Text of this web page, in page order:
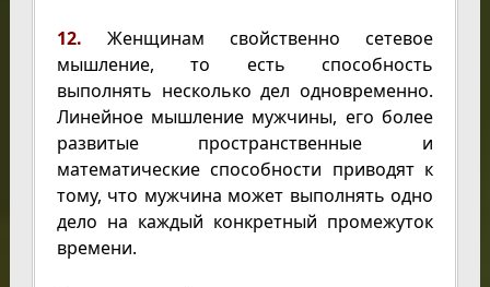
12. Женщинам свойственно сетевое
мышление, то есть способность
выполнять несколько дел одновременно.
Линейное мышление мужчины, его более
развитые пространственные и
математические способности приводят к
тому, что мужчина может выполнять одно
дело на каждый конкретный промежуток
времени.